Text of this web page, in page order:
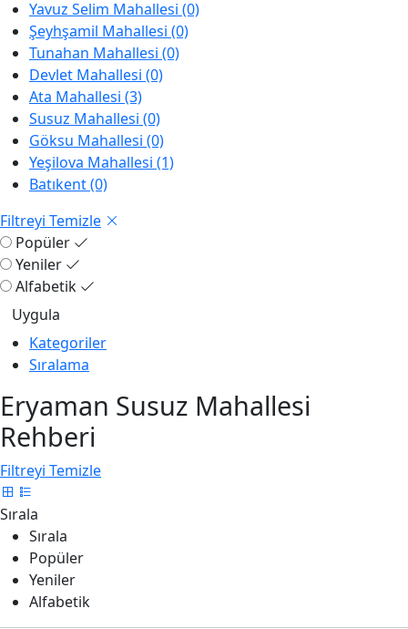
Yavuz Selim Mahallesi (0)
Şeyhşamil Mahallesi (0)
Tunahan Mahallesi (0)
Devlet Mahallesi (0)
Ata Mahallesi (3)
Susuz Mahallesi (0)
Göksu Mahallesi (0)
Yeşilova Mahallesi (1)
Batıkent (0)
Filtreyi Temizle
Popüler
Yeniler
Alfabetik
Kategoriler
Sıralama
Eryaman Susuz Mahallesi
Rehberi
Filtreyi Temizle
Sırala
Sırala
Popüler
Yeniler
Alfabetik